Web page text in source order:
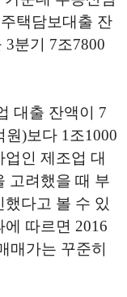
택담보대출 잔
분기 7조7800
대출 잔액이 7
원)보다 1조1000
인 제조업 대
고려했을 때 부
다고 볼 수 있
따르면 2016
매가는 꾸준히